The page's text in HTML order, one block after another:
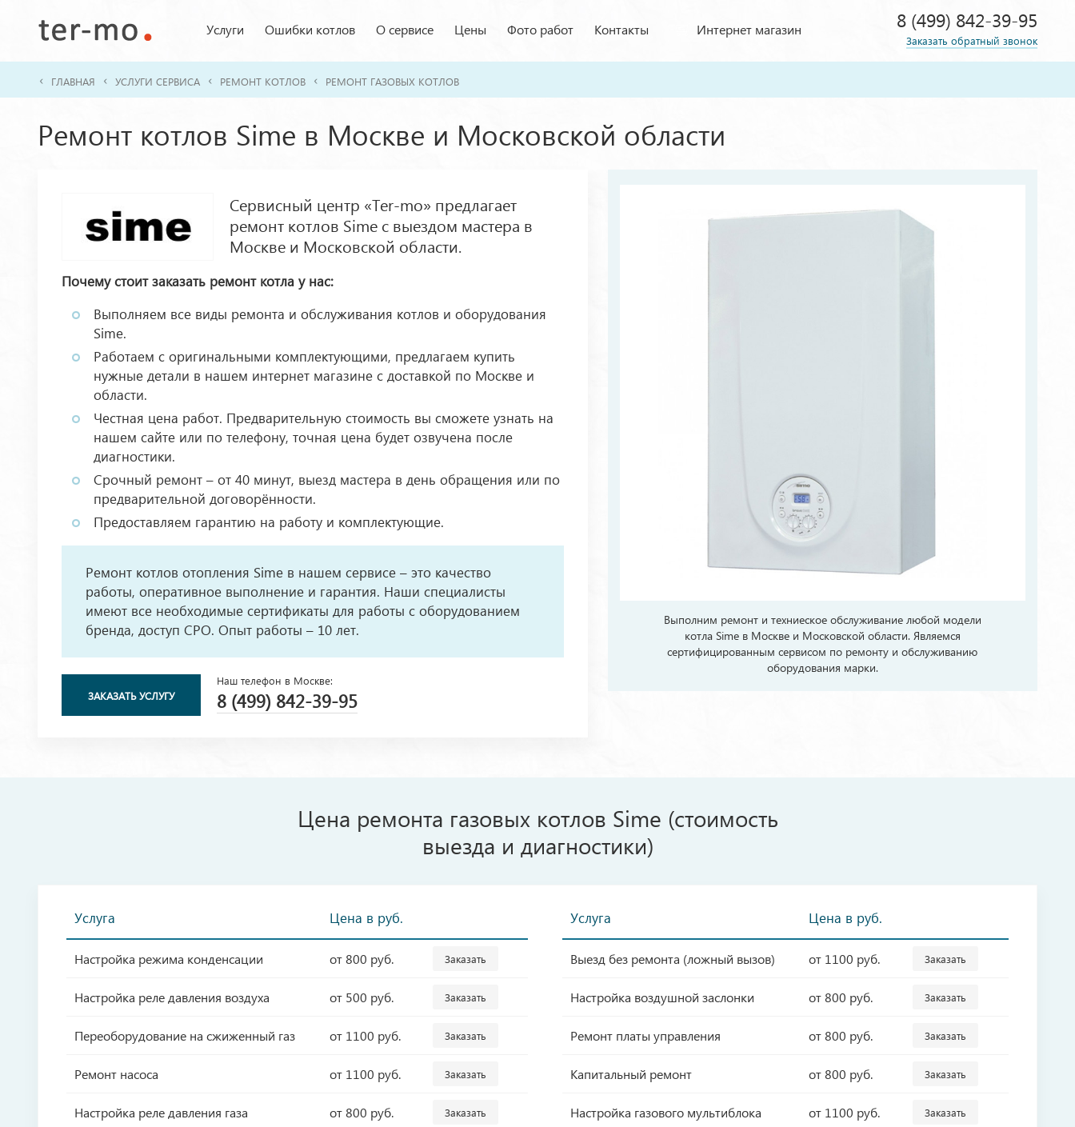
Услуги Ошибки котлов О сервисе Цены Фото работ Контакты Интернет магазин 8 (499) 842-39-95
Заказать обратный звонок
ГЛАВНАЯ УСЛУГИ СЕРВИСА РЕМОНТ КОТЛОВ РЕМОНТ ГАЗОВЫХ КОТЛОВ
Ремонт котлов Sime в Москве и Московской области
Сервисный центр «Ter-mo» предлагает
ремонт котлов Sime с выездом мастера в
Москве и Московской области.
Почему стоит заказать ремонт котла у нас:
Выполняем все виды ремонта и обслуживания котлов и оборудования
Sime.
Работаем с оригинальными комплектующими, предлагаем купить
нужные детали в нашем интернет магазине с доставкой по Москве и
области.
Честная цена работ. Предварительную стоимость вы сможете узнать на
нашем сайте или по телефону, точная цена будет озвучена после
диагностики.
Срочный ремонт – от 40 минут, выезд мастера в день обращения или по
предварительной договорённости.
Предоставляем гарантию на работу и комплектующие.
Ремонт котлов отопления Sime в нашем сервисе – это качество
работы, оперативное выполнение и гарантия. Наши специалисты
имеют все необходимые сертификаты для работы с оборудованием
бренда, доступ СРО. Опыт работы – 10 лет.
ЗАКАЗАТЬ УСЛУГУ
Наш телефон в Москве:
8 (499) 842-39-95
Выполним ремонт и техниеское обслуживание любой модели
котла Sime в Москве и Московской области. Являемся
сертифицированным сервисом по ремонту и обслуживанию
оборудования марки.
Цена ремонта газовых котлов Sime (стоимость
выезда и диагностики)
Услуга Цена в руб. Услуга Цена в руб.
Настройка режима конденсации от 800 руб. Заказать Выезд без ремонта (ложный вызов) от 1100 руб. Заказать
Настройка реле давления воздуха от 500 руб. Заказать Настройка воздушной заслонки от 800 руб. Заказать
Переоборудование на сжиженный газ от 1100 руб. Заказать Ремонт платы управления от 800 руб. Заказать
Ремонт насоса от 1100 руб. Заказать Капитальный ремонт от 800 руб. Заказать
Настройка реле давления газа от 800 руб. Заказать Настройка газового мультиблока от 1100 руб. Заказать